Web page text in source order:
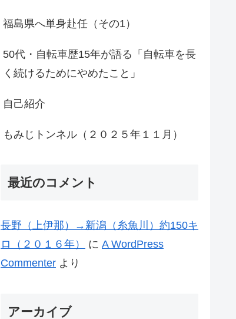
福島県へ単身赴任（その1）
50代・自転車歴15年が語る「自転車を長
く続けるためにやめたこと」
自己紹介
もみじトンネル（２０２５年１１月）
最近のコメント
長野（上伊那）→新潟（糸魚川）約150キ
ロ（２０１６年）
に A WordPress
Commenter より
アーカイブ